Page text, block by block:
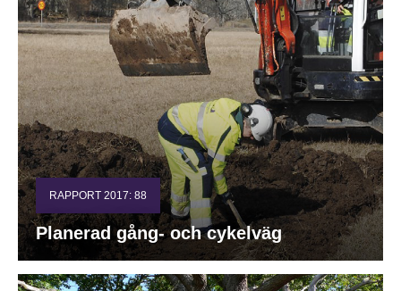
RAPPORT 2017: 88
Planerad gång- och cykelväg